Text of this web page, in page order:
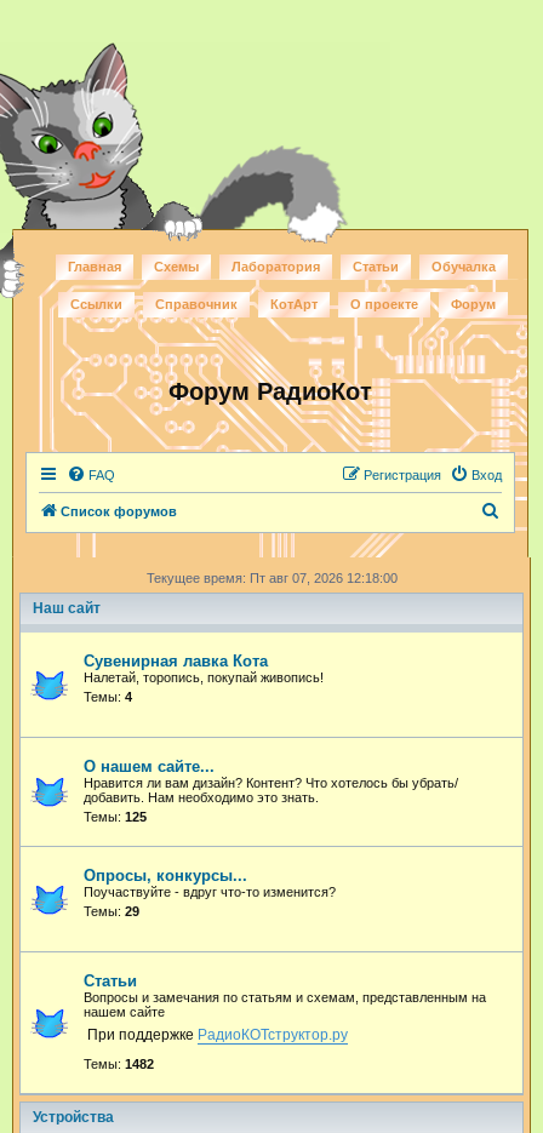
Главная Схемы Лаборатория Статьи Обучалка
Ссылки Справочник КотАрт О проекте Форум
Форум РадиоКот
FAQ Вход
Регистрация
Список форумов
с
Текущее время: Пт авг 07, 2026 12:18:00
Наш сайт
Сувенирная лавка Кота
Налетай, торопись, покупай живопись!
Темы: 4
О нашем сайте...
Нравится ли вам дизайн? Контент? Что хотелось бы убрать/
добавить. Нам необходимо это знать.
Темы: 125
Опросы, конкурсы...
Поучаствуйте - вдруг что-то изменится?
Темы: 29
Статьи
Вопросы и замечания по статьям и схемам, представленным на
нашем сайте
При поддержке РадиоКОТструктор.ру
Темы: 1482
Устройства